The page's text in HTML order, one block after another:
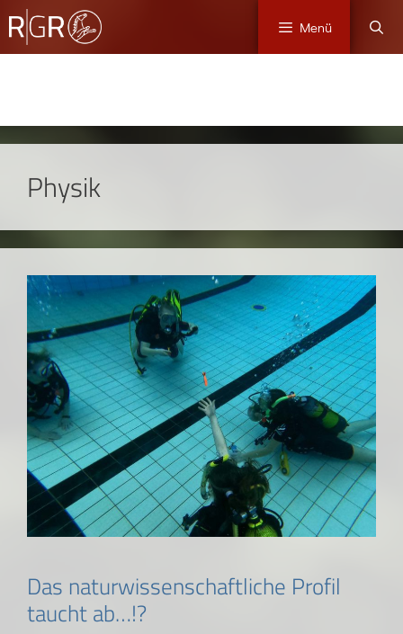
Menü
Physik
Das naturwissenschaftliche Profil
taucht ab…!?